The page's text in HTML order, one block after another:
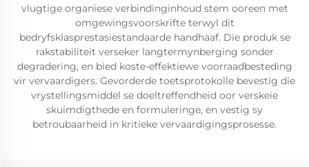
vlugtige organiese verbindinginhoud stem ooreen met
omgewingsvoorskrifte terwyl dit
bedryfsklasprestasiestandaarde handhaaf. Die produk se
rakstabiliteit verseker langtermynberging sonder
degradering, en bied koste-effektiewe voorraadbesteding
vir vervaardigers. Gevorderde toetsprotokolle bevestig die
vrystellingsmiddel se doeltreffendheid oor verskeie
skuimdigthede en formuleringe, en vestig sy
betroubaarheid in kritieke vervaardigingsprosesse.